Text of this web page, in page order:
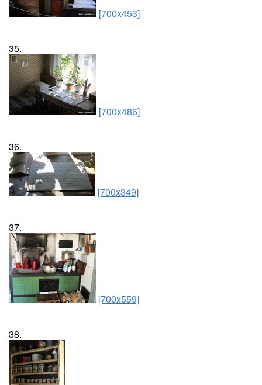
[700x453]
35.
[700x486]
36.
[700x349]
37.
[700x559]
38.